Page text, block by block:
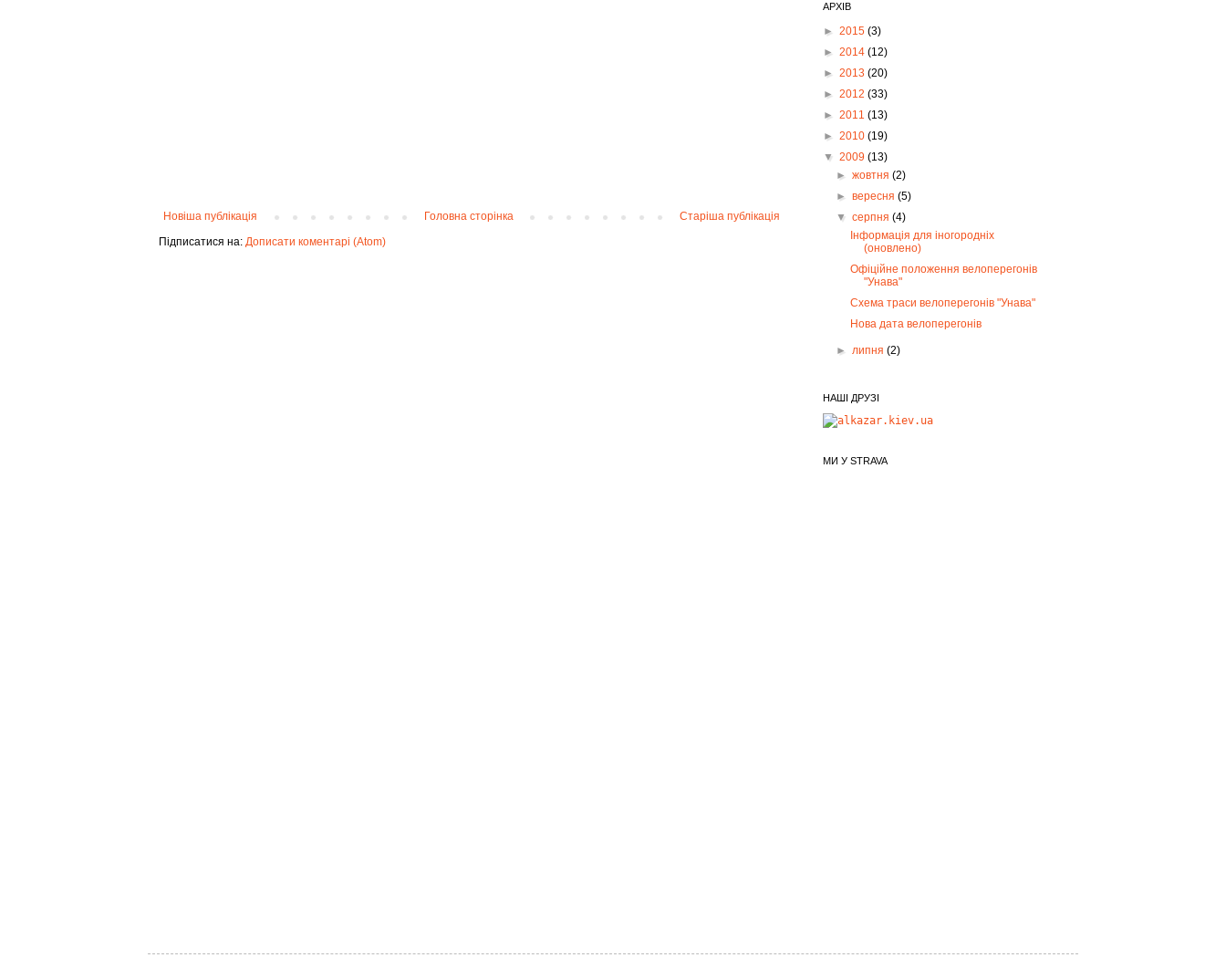
Новіша публікація Старіша публікація
Головна сторінка
Підписатися на: Дописати коментарі (Atom)
АРХІВ
► 2015 (3)
► 2014 (12)
► 2013 (20)
► 2012 (33)
► 2011 (13)
► 2010 (19)
▼ 2009 (13)
►жовтня(2)
►вересня(5)
▼серпня(4)
Інформація для іногородніх
(оновлено)
Офіційне положення велоперегонів
"Унава"
Схема траси велоперегонів "Унава"
Нова дата велоперегонів
►липня(2)
НАШІ ДРУЗІ
МИ У STRAVA